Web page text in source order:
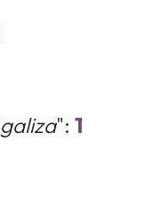
galiza": 1